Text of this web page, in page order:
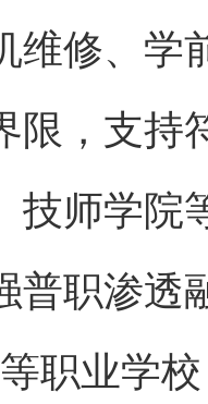
维修、学
限，支持
技师学院
普职渗透
职业学